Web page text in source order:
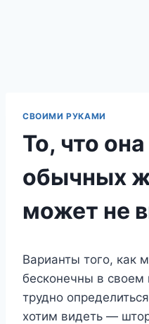
СВОИМИ РУКАМИ
То, что
обычных
может не
Варианты того, как
бесконечны в своем
трудно
хотим видеть —